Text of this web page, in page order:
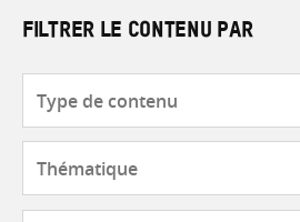
FILTRER LE CONTENU PAR